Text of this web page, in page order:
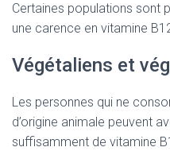
Certaines populations sont
une carence en vitamine
Végétaliens et
Les personnes qui ne
d’origine animale peuvent
suffisamment de vitamine